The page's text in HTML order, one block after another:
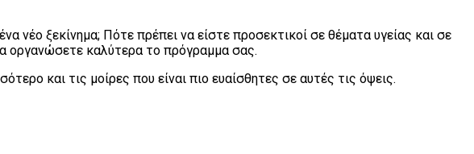
νέο ξεκίνημα; Πότε πρέπει να είστε προσεκτικοί σε θέματα υγείας και σε
οργανώσετε καλύτερα το πρόγραμμα σας.
και τις μοίρες που είναι πιο ευαίσθητες σε αυτές τις όψεις.